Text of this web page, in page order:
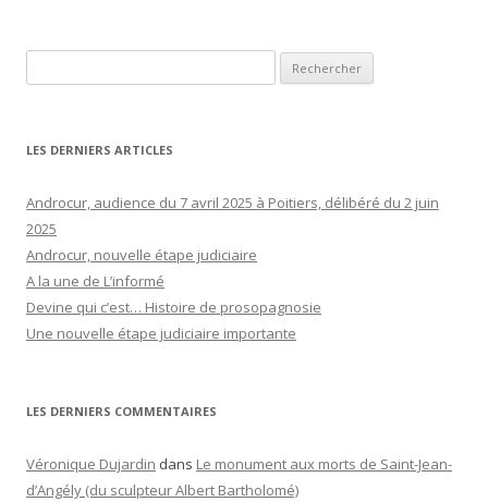
LES DERNIERS ARTICLES
Androcur, audience du 7 avril 2025 à Poitiers, délibéré du 2 juin
2025
Androcur, nouvelle étape judiciaire
A la une de L’informé
Devine qui c’est… Histoire de prosopagnosie
Une nouvelle étape judiciaire importante
LES DERNIERS COMMENTAIRES
Véronique Dujardin dans Le monument aux morts de Saint-Jean-
d’Angély (du sculpteur Albert Bartholomé)